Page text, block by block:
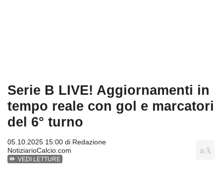
Serie B LIVE! Aggiornamenti in
tempo reale con gol e marcatori
del 6° turno
05.10.2025 15:00 di Redazione
NotiziarioCalcio.com
VEDI LETTURE